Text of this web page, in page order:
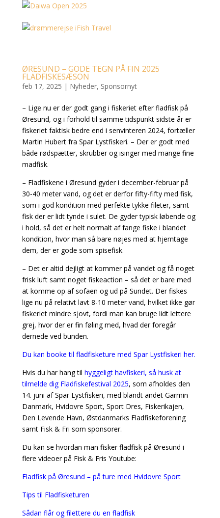
ØRESUND – GODE TEGN PÅ FIN 2025
FLADFISKESÆSON
feb 17, 2025 | Nyheder, Sponsornyt
– Lige nu er der godt gang i fiskeriet efter fladfisk på
Øresund, og i forhold til samme tidspunkt sidste år er
fiskeriet faktisk bedre end i senvinteren 2024, fortæller
Martin Hubert fra Spar Lystfiskeri. – Der er godt med
både rødspætter, skrubber og isinger med mange fine
madfisk.
– Fladfiskene i Øresund gyder i december-februar på
30-40 meter vand, og det er derfor fifty-fifty med fisk,
som i god kondition med perfekte tykke fileter, samt
fisk der er lidt tynde i sulet. De gyder typisk løbende og
i hold, så det er helt normalt af fange fiske i blandet
kondition, hvor man så bare nøjes med at hjemtage
dem, der er gode som spisefisk.
– Det er altid dejligt at kommer på vandet og få noget
frisk luft samt noget fiskeaction – så det er bare med
at komme op af sofaen og ud på Sundet. Der fiskes
lige nu på relativt lavt 8-10 meter vand, hvilket ikke gør
fiskeriet mindre sjovt, fordi man kan bruge lidt lettere
grej, hvor der er fin føling med, hvad der foregår
dernede ved bunden.
Du kan booke til fladfisketure med Spar Lystfiskeri her.
Hvis du har hang til hyggeligt havfiskeri, så husk at
tilmelde dig Fladfiskefestival 2025, som afholdes den
14. juni af Spar Lystfiskeri, med blandt andet Garmin
Danmark, Hvidovre Sport, Sport Dres, Fiskerikajen,
Den Levende Havn, Østdanmarks Fladfiskeforening
samt Fisk & Fri som sponsorer.
Du kan se hvordan man fisker fladfisk på Øresund i
flere videoer på Fisk & Fris Youtube:
Fladfisk på Øresund – på ture med Hvidovre Sport
Tips til Fladfisketuren
Sådan flår og filettere du en fladfisk